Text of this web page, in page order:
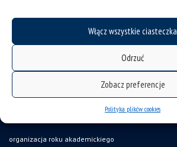
Włącz wszystkie ciasteczka
Odrzuć
Zobacz preferencje
Polityka plików cookies
organizacja roku akademickiego